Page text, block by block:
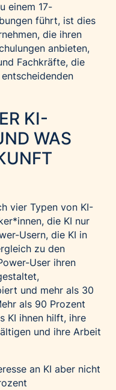
einem 17-
führt, ist dies
die ihren
anbieten,
Fachkräfte, die
KI-
WAS
vier Typen von KI-
die KI nur
Usern, die KI in
zu den
User ihren
und mehr als 30
als 90 Prozent
KI ihnen hilft, ihre
und ihre Arbeit
an KI aber nicht